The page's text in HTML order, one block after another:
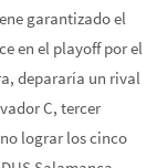
garantizado el
en el playoff por el
depararía un rival
C, tercer
lograr los cinco